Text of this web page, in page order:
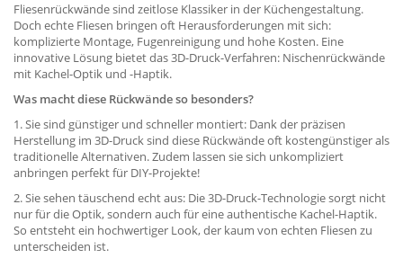
Fliesenrückwände sind zeitlose Klassiker in der Küchengestaltung.
Doch echte Fliesen bringen oft Herausforderungen mit sich:
komplizierte Montage, Fugenreinigung und hohe Kosten. Eine
innovative Lösung bietet das 3D-Druck-Verfahren: Nischenrückwände
mit Kachel-Optik und -Haptik.
Was macht diese Rückwände so besonders?
1. Sie sind günstiger und schneller montiert: Dank der präzisen
Herstellung im 3D-Druck sind diese Rückwände oft kostengünstiger als
traditionelle Alternativen. Zudem lassen sie sich unkompliziert
anbringen perfekt für DIY-Projekte!
2. Sie sehen täuschend echt aus: Die 3D-Druck-Technologie sorgt nicht
nur für die Optik, sondern auch für eine authentische Kachel-Haptik.
So entsteht ein hochwertiger Look, der kaum von echten Fliesen zu
unterscheiden ist.